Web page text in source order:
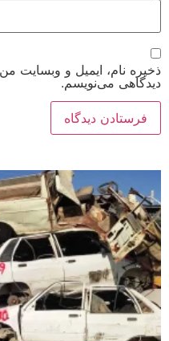
ذخیره نام، ایمیل و وبسایت
دیدگاهی می‌نویسم.